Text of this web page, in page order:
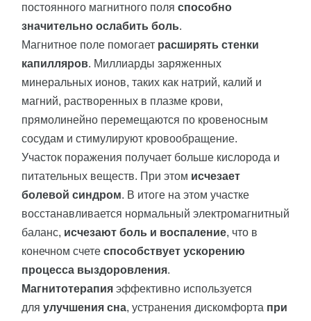
постоянного магнитного поля способно
значительно ослабить боль.
Магнитное поле помогает расширять стенки
капилляров. Миллиарды заряженных
минеральных ионов, таких как натрий, калий и
магний, растворенных в плазме крови,
прямолинейно перемещаются по кровеносным
сосудам и стимулируют кровообращение.
Участок поражения получает больше кислорода и
питательных веществ. При этом исчезает
болевой синдром. В итоге на этом участке
восстанавливается нормальный электромагнитный
баланс, исчезают боль и воспаление, что в
конечном счете способствует ускорению
процесса выздоровления.
Магнитотерапия эффективно используется
для улучшения сна, устранения дискомфорта при